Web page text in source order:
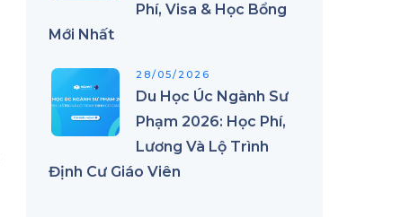
Phí, Visa & Học Bổng
Mới Nhất
28/05/2026
Du Học Úc Ngành Sư
Phạm 2026: Học Phí,
Lương Và Lộ Trình
Định Cư Giáo Viên